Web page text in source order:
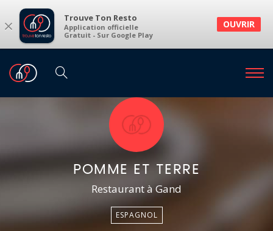
× Trouve Ton Resto
Application officielle
Gratuit - Sur Google Play
OUVRIR
POMME ET TERRE
Restaurant à Gand
ESPAGNOL